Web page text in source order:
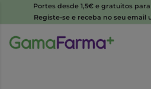
Portes desde 1,5€ e gratuitos
Registe-se e receba no seu email